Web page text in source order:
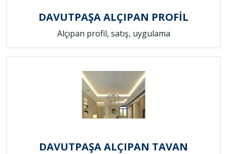
DAVUTPAŞA ALÇIPAN PROFİL
Alçıpan profil, satış, uygulama
DAVUTPAŞA ALÇIPAN TAVAN